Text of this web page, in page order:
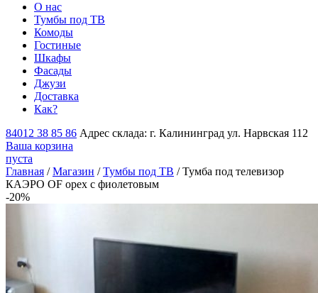
О нас
Тумбы под ТВ
Комоды
Гостиные
Шкафы
Фасады
Джузи
Доставка
Как?
84012 38 85 86 Адрес склада: г. Калининград ул. Нарвская 112
Ваша корзина
пуста
Главная /Магазин /Тумбы под ТВ / Тумба под телевизор
КАЭРО OF орех с фиолетовым
-20%